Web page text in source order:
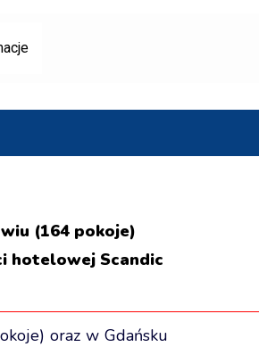
(164 pokoje)
hotelowej Scandic
oraz w Gdańsku